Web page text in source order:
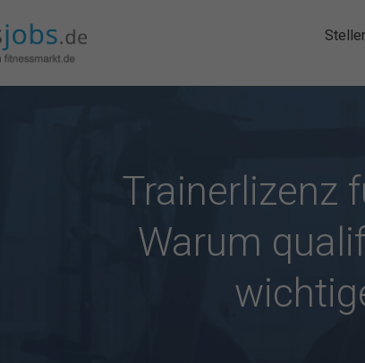
Trainerlizenz
Warum